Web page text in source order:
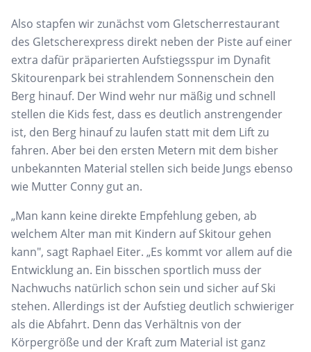
Also stapfen wir zunächst vom Gletscherrestaurant
des Gletscherexpress direkt neben der Piste auf einer
extra dafür präparierten Aufstiegsspur im Dynafit
Skitourenpark bei strahlendem Sonnenschein den
Berg hinauf. Der Wind wehr nur mäßig und schnell
stellen die Kids fest, dass es deutlich anstrengender
ist, den Berg hinauf zu laufen statt mit dem Lift zu
fahren. Aber bei den ersten Metern mit dem bisher
unbekannten Material stellen sich beide Jungs ebenso
wie Mutter Conny gut an.
„Man kann keine direkte Empfehlung geben, ab
welchem Alter man mit Kindern auf Skitour gehen
kann", sagt Raphael Eiter. „Es kommt vor allem auf die
Entwicklung an. Ein bisschen sportlich muss der
Nachwuchs natürlich schon sein und sicher auf Ski
stehen. Allerdings ist der Aufstieg deutlich schwieriger
als die Abfahrt. Denn das Verhältnis von der
Körpergröße und der Kraft zum Material ist ganz